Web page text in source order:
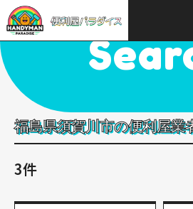
便利屋パラダイス > 探す
福島県須賀川市の便利屋業
3件